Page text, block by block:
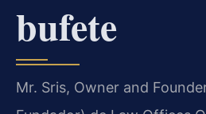
bufete
Mr. Sris, Owner and